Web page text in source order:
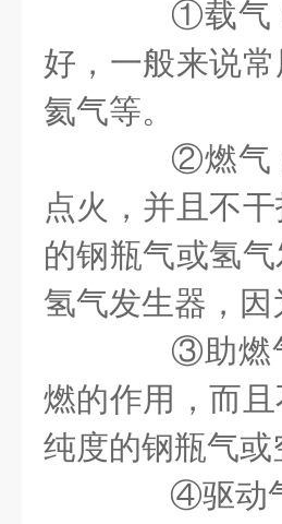
①载气：
好，一般来说
氦气等。
②燃气：
点火，并且不
的钢瓶气或氢
氢气发生器，因
③助燃气
燃的作用，而
纯度的钢瓶气或
④驱动气